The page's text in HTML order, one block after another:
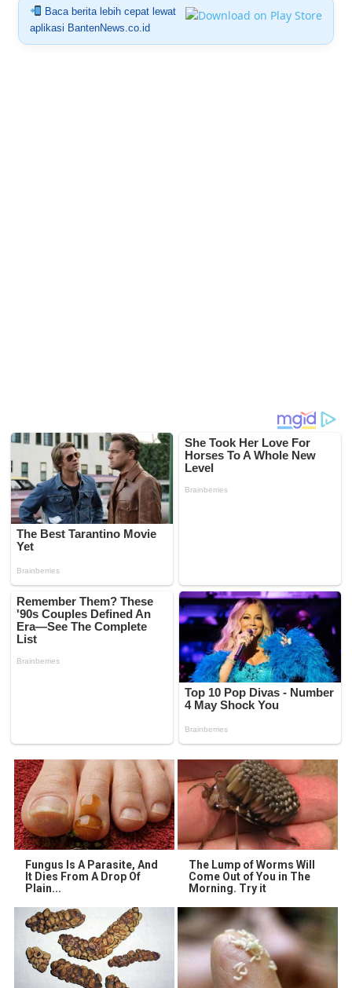
Baca berita lebih cepat lewat
aplikasi BantenNews.co.id
Fungus Is A Parasite, And
It Dies From A Drop Of
Plain...
The Lump of Worms Will
Come Out of You in The
Morning. Try it